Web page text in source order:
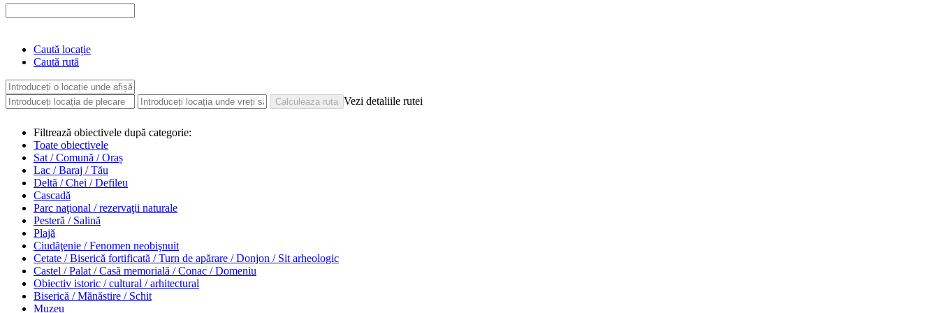
Caută locație
Caută rută
Vezi detaliile rutei
Filtrează obiectivele după categorie:
Toate obiectivele
Sat / Comună / Oraș
Lac / Baraj / Tău
Deltă / Chei / Defileu
Cascadă
Parc naţional / rezervaţii naturale
Pesteră / Salină
Plajă
Ciudăţenie / Fenomen neobişnuit
Cetate / Biserică fortificată / Turn de apărare / Donjon / Sit arheologic
Castel / Palat / Casă memorială / Conac / Domeniu
Obiectiv istoric / cultural / arhitectural
Biserică / Mănăstire / Schit
Muzeu